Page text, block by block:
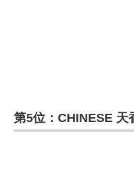
第5位：CHINESE 天